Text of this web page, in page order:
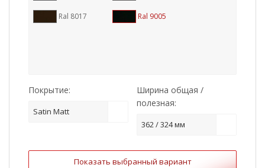
Ral 8017 Ral 9005
Покрытие:
Satin Matt
Ширина общая /
полезная:
362 / 324 мм
Показать выбранный вариант